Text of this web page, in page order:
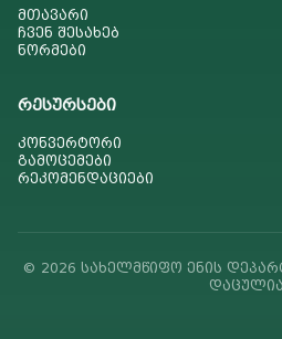
მთავარი
ჩვენ შესახებ
ნორმები
რესურსები
კონვერტორი
გამოცემები
რეკომენდაციები
© 2026 სახელმწიფო ენის